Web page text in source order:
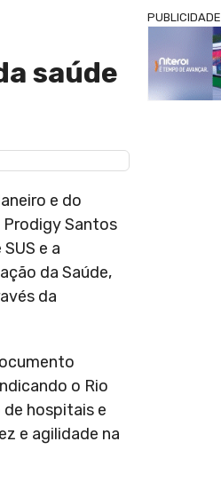
saúde
e do
Prodigy Santos
e a
da Saúde,
da
o Rio
hospitais e
e agilidade na
PUBLICIDADE